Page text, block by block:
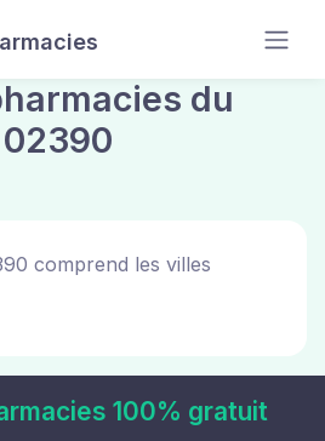
du
comprend les villes
100% gratuit